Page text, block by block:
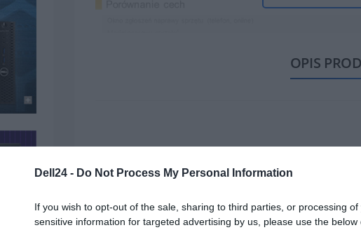
Dell24 - Do Not Process My Personal Information
If you wish to opt-out of the sale, sharing to third parties, or processing
sensitive information for targeted advertising by us, please use the
OPIS